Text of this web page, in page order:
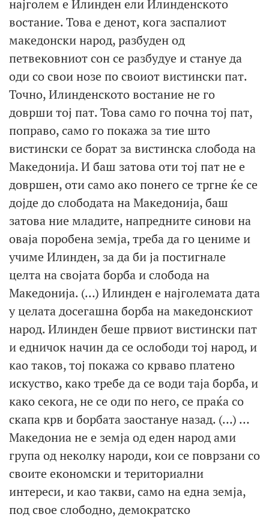
најголем е Илинден ели Илинденското
востание. Това е денот, кога заспалиот
македонски народ, разбуден од
петвековниот сон се разбудуе и стануе да
оди со свои нозе по своиот вистински пат.
Точно, Илинденското востание не го
доврши тој пат. Това само го почна тој пат,
поправо, само го покажа за тие што
вистински се борат за вистинска слобода на
Македонија. И баш затова оти тој пат не е
довршен, оти само ако понего се тргне ќе се
дојде до слободата на Македонија, баш
затова ние младите, напредните синови на
оваја поробена земја, треба да го цениме и
учиме Илинден, за да би ја постигнале
целта на својата борба и слобода на
Македонија. (…) Илинден е најголемата дата
у целата досегашна борба на македонскиот
народ. Илинден беше првиот вистински пат
и едничок начин да се ослободи тој народ, и
као таков, тој покажа со крваво платено
искуство, како требе да се води таја борба, и
како секога, не се оди по него, се праќа со
скапа крв и борбата заостануе назад. (…) …
Македониа не е земја од еден народ ами
група од неколку народи, кои се поврзани со
своите економски и териториални
интереси, и као такви, само на една земја,
под свое слободно, демократско